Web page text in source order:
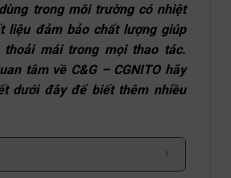
trong môi trường có nhiệt
liệu đảm bảo chất lượng giúp
thoải mái trong mọi thao tác.
tâm về C&G – CGNITO hãy
dưới đây để biết thêm nhiều